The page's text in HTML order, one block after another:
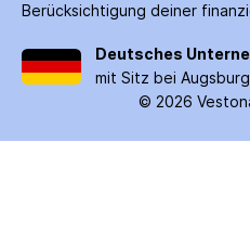
Berücksichtigung deiner
Deutsches
mit Sitz bei Augsburg
© 2026